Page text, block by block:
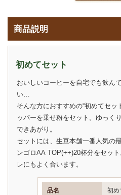
商品説明
初めてセット
おいしいコーヒーを自宅でも飲ん
い…
そんな方におすすめの“初めてセッ
ッパーを乗せ粉をセット。ゆっく
できあがり。
セットには、生豆本舗一番人気の
ンゴロAA TOP(++)20杯分をセッ
レにもよく合います。
品名 初め